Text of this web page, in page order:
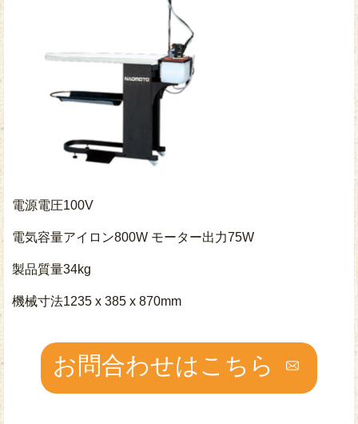
電源電圧100V
電気容量アイロン800W モーター出力75W
製品質量34kg
機械寸法1235 x 385 x 870mm
お問合わせはこちら